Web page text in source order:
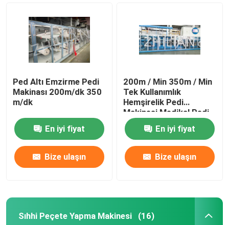
Ped Altı Emzirme Pedi
Makinası 200m/dk 350
m/dk
En iyi fiyat
Bize ulaşın
200m / Min 350m / Min
Tek Kullanımlık
Hemşirelik Pedi
Makinesi Medikal Pedi
En iyi fiyat
Bize ulaşın
Sıhhi Peçete Yapma Makinesi (16)